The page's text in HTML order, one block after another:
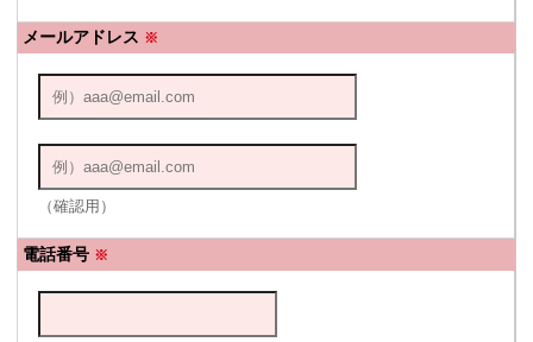
メールアドレス ※
（確認用）
電話番号 ※